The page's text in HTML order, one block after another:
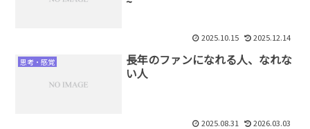
2025.10.15 2025.12.14
思考・感覚
長年のファンになれる人、なれな
い人
2025.08.31 2026.03.03